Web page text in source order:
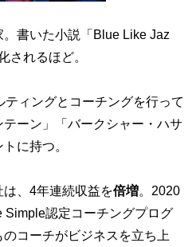
書いた小説「Blue Like Jaz
されるほど。
ィングとコーチングを行って
ーン」「バークシャー・ハサ
に持つ。
、4年連続収益を倍増。2020
Simple認定コーチングプログ
コーチがビジネスを立ち上